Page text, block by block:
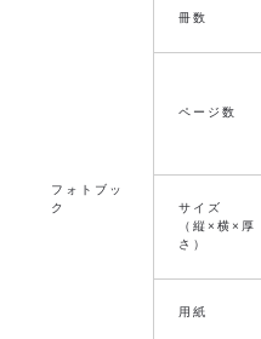
フォトブッ
ク
冊数
ページ数
サイズ
（縦×横×厚
さ）
用紙